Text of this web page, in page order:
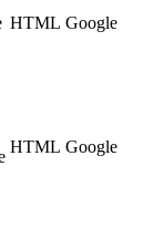
HTML Google
HTML Google